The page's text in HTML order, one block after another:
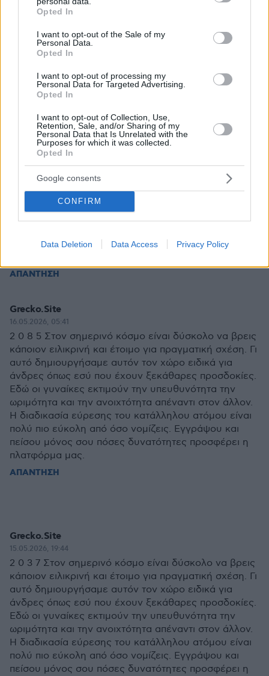
grant or deny consent to Google and its third-party tags to
use your data for below specified purposes in below Google
consent section.
Opted In
I want to opt-out of the Sale of my
Personal Data.
Opted In
I want to opt-out of processing my
Personal Data for Targeted Advertising.
Opted In
I want to opt-out of Collection, Use,
Retention, Sale, and/or Sharing of my
Personal Data that Is Unrelated with the
Purposes for which it was collected.
Opted In
Google consents
CONFIRM
Data Deletion Data Access Privacy Policy
16.05.2026, 16:59
Κομμουνιστοπαρέα με δίψα για χρήμα χωρίς κόπο!!!
ΑΠΑΝΤΗΣΗ
Snow queen
Ε όχι και χωρίς κόπο!!!!! Τα δουλεύουν τα λεφτά
αυτά δεν τα κλεβουν!! Τόσες ώρες πάνω στο
stage συνέχεια δεν είναι εύκολο αλλά αυτή είναι
η δουλειά τους!!! Κάντο και εσύ αν μπορείς και
μπράβο σου αν τα καταφέρεις!!!
ΑΠΑΝΤΗΣΗ
16.05.2026, 08:16
ΑΠΑΝΤΗΣΗ
Grecko.Site
16.05.2026, 05:41
2 0 8 5 Στον σημερινό κόσμο είναι δύσκολο να βρεις
κάποιον ειλικρινή και έτοιμο για πραγματική σχέση. Γι
αυτό δημιουργήσαμε αυτόν τον χώρο ειδικά για
άνδρες όπως εσύ που έχουν ξεκάθαρες προσδοκίες.
Εδώ οι γυναίκες εκτιμούν την υπευθυνότητα την
ωριμότητα και την ανοιχτότητα απέναντι στον άλλον.
Η διαδικασία εύρεσης του κατάλληλου ατόμου είναι
πολύ πιο εύκολη από όσο νομίζεις. Εγγράψου και
πείσου μόνος σου πόσες δυνατότητες προσφέρει η
πλατφόρμα μας.
ΑΠΑΝΤΗΣΗ
Grecko.Site
15.05.2026, 19:44
2 0 3 7 Στον σημερινό κόσμο είναι δύσκολο να βρεις
κάποιον ειλικρινή και έτοιμο για πραγματική σχέση. Γι
αυτό δημιουργήσαμε αυτόν τον χώρο ειδικά για
άνδρες όπως εσύ που έχουν ξεκάθαρες προσδοκίες.
Εδώ οι γυναίκες εκτιμούν την υπευθυνότητα την
ωριμότητα και την ανοιχτότητα απέναντι στον άλλον.
Η διαδικασία εύρεσης του κατάλληλου ατόμου είναι
πολύ πιο εύκολη από όσο νομίζεις. Εγγράψου και
πείσου μόνος σου πόσες δυνατότητες προσφέρει η